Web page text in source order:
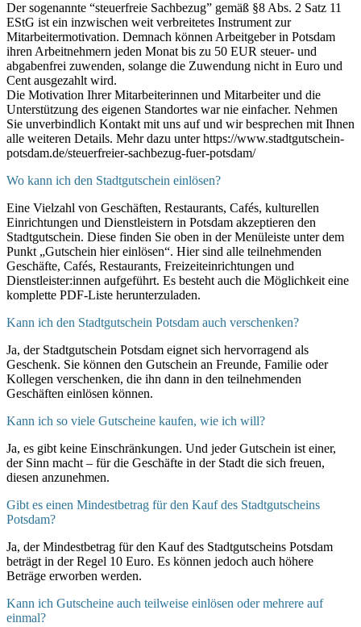
Der sogenannte “steuerfreie Sachbezug” gemäß §8 Abs. 2 Satz 11
EStG ist ein inzwischen weit verbreitetes Instrument zur
Mitarbeitermotivation. Demnach können Arbeitgeber in Potsdam
ihren Arbeitnehmern jeden Monat bis zu 50 EUR steuer- und
abgabenfrei zuwenden, solange die Zuwendung nicht in Euro und
Cent ausgezahlt wird.
Die Motivation Ihrer Mitarbeiterinnen und Mitarbeiter und die
Unterstützung des eigenen Standortes war nie einfacher. Nehmen
Sie unverbindlich Kontakt mit uns auf und wir besprechen mit Ihnen
alle weiteren Details. Mehr dazu unter https://www.stadtgutschein-
potsdam.de/steuerfreier-sachbezug-fuer-potsdam/
Wo kann ich den Stadtgutschein einlösen?
Eine Vielzahl von Geschäften, Restaurants, Cafés, kulturellen
Einrichtungen und Dienstleistern in Potsdam akzeptieren den
Stadtgutschein. Diese finden Sie oben in der Menüleiste unter dem
Punkt „Gutschein hier einlösen“. Hier sind alle teilnehmenden
Geschäfte, Cafés, Restaurants, Freizeiteinrichtungen und
Dienstleister:innen aufgeführt. Es besteht auch die Möglichkeit eine
komplette PDF-Liste herunterzuladen.
Kann ich den Stadtgutschein Potsdam auch verschenken?
Ja, der Stadtgutschein Potsdam eignet sich hervorragend als
Geschenk. Sie können den Gutschein an Freunde, Familie oder
Kollegen verschenken, die ihn dann in den teilnehmenden
Geschäften einlösen können.
Kann ich so viele Gutscheine kaufen, wie ich will?
Ja, es gibt keine Einschränkungen. Und jeder Gutschein ist einer,
der Sinn macht – für die Geschäfte in der Stadt die sich freuen,
diesen anzunehmen.
Gibt es einen Mindestbetrag für den Kauf des Stadtgutscheins
Potsdam?
Ja, der Mindestbetrag für den Kauf des Stadtgutscheins Potsdam
beträgt in der Regel 10 Euro. Es können jedoch auch höhere
Beträge erworben werden.
Kann ich Gutscheine auch teilweise einlösen oder mehrere auf
einmal?